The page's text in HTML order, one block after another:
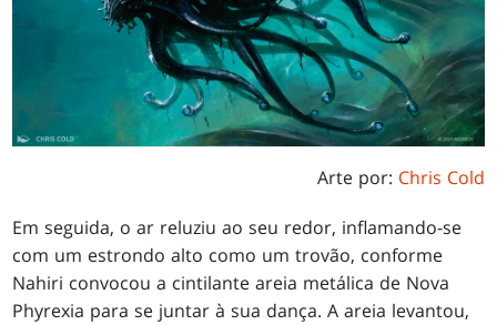
Arte por: Chris Cold
Em seguida, o ar reluziu ao seu redor, inflamando-se
com um estrondo alto como um trovão, conforme
Nahiri convocou a cintilante areia metálica de Nova
Phyrexia para se juntar à sua dança. A areia levantou,